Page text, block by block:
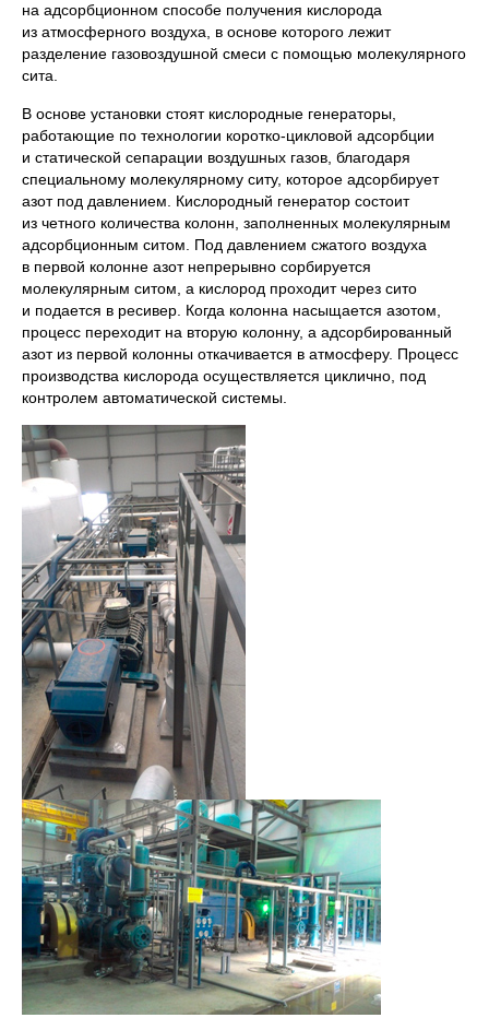
на адсорбционном способе получения кислорода
из атмосферного воздуха, в основе которого лежит
разделение газовоздушной смеси с помощью молекулярного
сита.
В основе установки стоят кислородные генераторы,
работающие по технологии коротко-цикловой адсорбции
и статической сепарации воздушных газов, благодаря
специальному молекулярному ситу, которое адсорбирует
азот под давлением. Кислородный генератор состоит
из четного количества колонн, заполненных молекулярным
адсорбционным ситом. Под давлением сжатого воздуха
в первой колонне азот непрерывно сорбируется
молекулярным ситом, а кислород проходит через сито
и подается в ресивер. Когда колонна насыщается азотом,
процесс переходит на вторую колонну, а адсорбированный
азот из первой колонны откачивается в атмосферу. Процесс
производства кислорода осуществляется циклично, под
контролем автоматической системы.
Имя*
Номер телефона*
E-mail
предприятия
Комментарий